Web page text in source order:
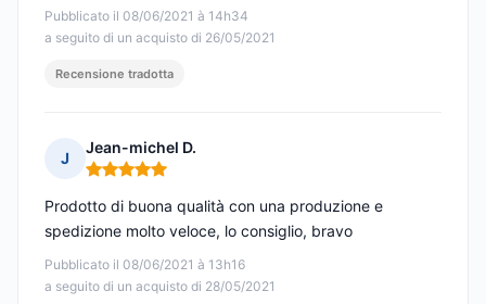
Pubblicato il 08/06/2021 à 14h34
a seguito di un acquisto di 26/05/2021
Recensione tradotta
J
Jean-michel D.
Nota: 5 su 5
Pubblicato il 08/06/2021 à 13h16
a seguito di un acquisto di 28/05/2021
Prodotto di buona qualità con una produzione e
spedizione molto veloce, lo consiglio, bravo